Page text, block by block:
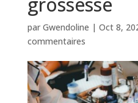
par Gwendoline | Oct 8,
commentaires